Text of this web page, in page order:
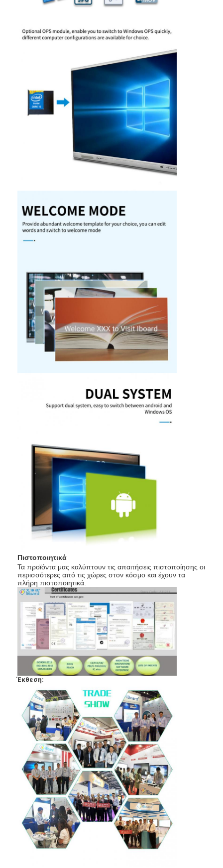
Πιστοποιητικά
Τα προϊόντα μας καλύπτουν τις απαιτήσεις πιστοποίησης οι
περισσότερες από τις χώρες στον κόσμο και έχουν τα
πλήρη πιστοποιητικά.
Έκθεση: